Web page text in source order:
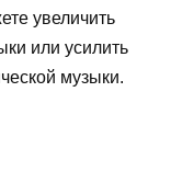
увеличить
или усилить
музыки.